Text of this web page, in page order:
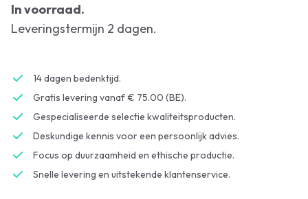
In voorraad.
Leveringstermijn 2 dagen.
14 dagen bedenktijd.
Gratis levering vanaf € 75.00 (BE).
Gespecialiseerde selectie kwaliteitsproducten.
Deskundige kennis voor een persoonlijk advies.
Focus op duurzaamheid en ethische productie.
Snelle levering en uitstekende klantenservice.